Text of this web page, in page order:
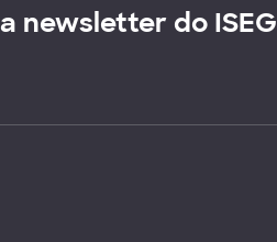
newsletter do ISEG